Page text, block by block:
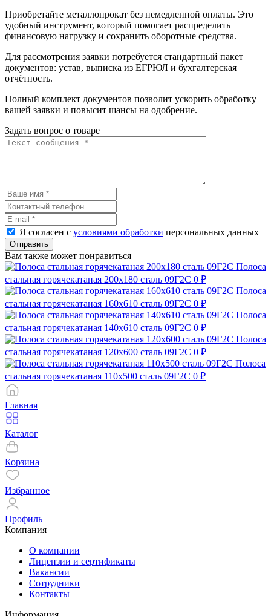
Приобретайте металлопрокат без немедленной оплаты. Это
удобный инструмент, который помогает распределить
финансовую нагрузку и сохранить оборотные средства.
Для рассмотрения заявки потребуется стандартный пакет
документов: устав, выписка из ЕГРЮЛ и бухгалтерская
отчётность.
Полный комплект документов позволит ускорить обработку
вашей заявки и повысит шансы на одобрение.
Задать вопрос о товаре
Я согласен с условиями обработки персональных данных
Отправить
Вам также может понравиться
Полоса
стальная горячекатаная 200х180 сталь 09Г2С 0 ₽
Полоса
стальная горячекатаная 160х610 сталь 09Г2С 0 ₽
Полоса
стальная горячекатаная 140х610 сталь 09Г2С 0 ₽
Полоса
стальная горячекатаная 120х600 сталь 09Г2С 0 ₽
Полоса
стальная горячекатаная 110х500 сталь 09Г2С 0 ₽
Главная
Каталог
Корзина
Избранное
Профиль
Компания
О компании
Лицензии и сертификаты
Вакансии
Сотрудники
Контакты